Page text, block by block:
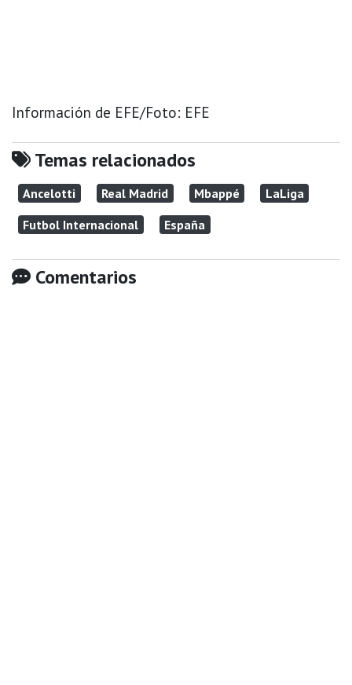
Información de EFE/Foto: EFE
Temas relacionados
Ancelotti Real Madrid Mbappé
LaLiga
Futbol Internacional
España
Comentarios